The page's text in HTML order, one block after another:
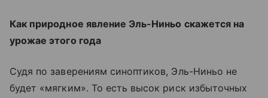
Как природное явление Эль-Ниньо скажется на
урожае этого года
Судя по заверениям синоптиков, Эль-Ниньо не
будет «мягким». То есть высок риск избыточных